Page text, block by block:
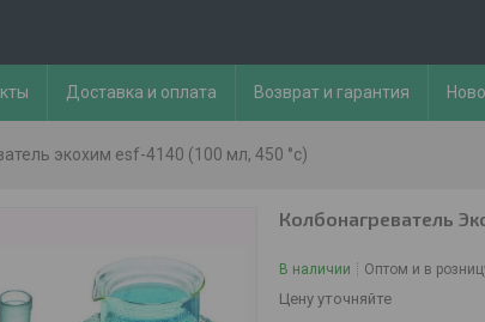
Доставка и оплата Возврат и гарантия
экохим esf-4140 (100 мл, 450 °с)
Колбонагреватель
В наличии Оптом и в
Цену уточняйте